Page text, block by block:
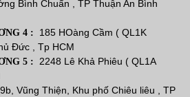
Bình Chuẩn , TP Thuận An Bình
4 :
185 HOàng Cầm ( QL1K
Đức , Tp HCM
5 :
2248 Lê Khả Phiêu ( QL1A
Vũng Thiện, Khu phố Chiêu liêu , TP